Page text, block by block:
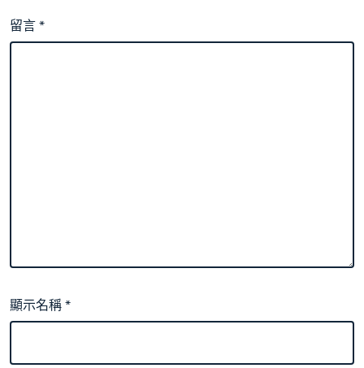
留言*
顯示名稱*